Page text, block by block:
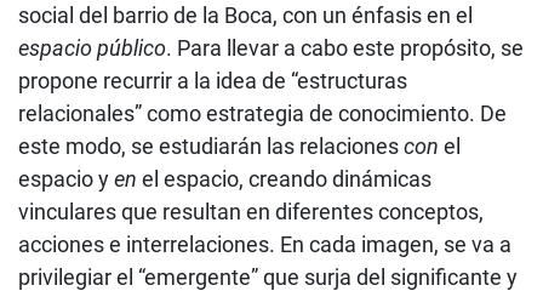
social del barrio de la Boca, con un énfasis en el
espacio público. Para llevar a cabo este propósito, se
propone recurrir a la idea de “estructuras
relacionales” como estrategia de conocimiento. De
este modo, se estudiarán las relacionescon el
espacio yen el espacio, creando dinámicas
vinculares que resultan en diferentes conceptos,
acciones e interrelaciones. En cada imagen, se va a
privilegiar el “emergente” que surja del significante y